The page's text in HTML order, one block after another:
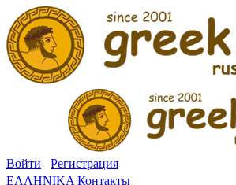
Войти
Регистрация
ΕΛΛΗΝΙΚΑ Контакты